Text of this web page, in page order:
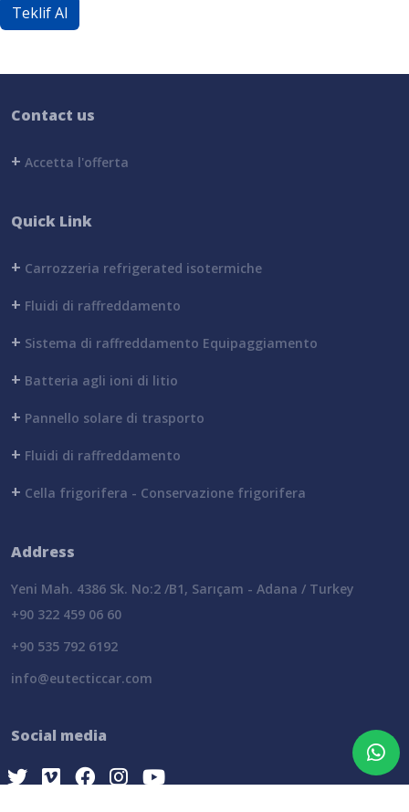
Teklif Al
Contact us
+ Accetta l'offerta
Quick Link
+ Carrozzeria refrigerated isotermiche
+ Fluidi di raffreddamento
+ Sistema di raffreddamento Equipaggiamento
+ Batteria agli ioni di litio
+ Pannello solare di trasporto
+ Fluidi di raffreddamento
+ Cella frigorifera - Conservazione frigorifera
Address
Yeni Mah. 4386 Sk. No:2 /B1, Sarıçam - Adana / Turkey
+90 322 459 06 60
+90 535 792 6192
info@eutecticcar.com
Social media